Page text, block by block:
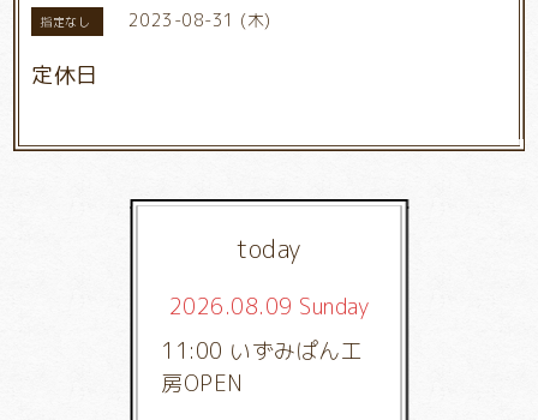
指定なし 2023-08-31 (木)
定休日
today
2026.08.09 Sunday
11:00 いずみぱん工
房OPEN